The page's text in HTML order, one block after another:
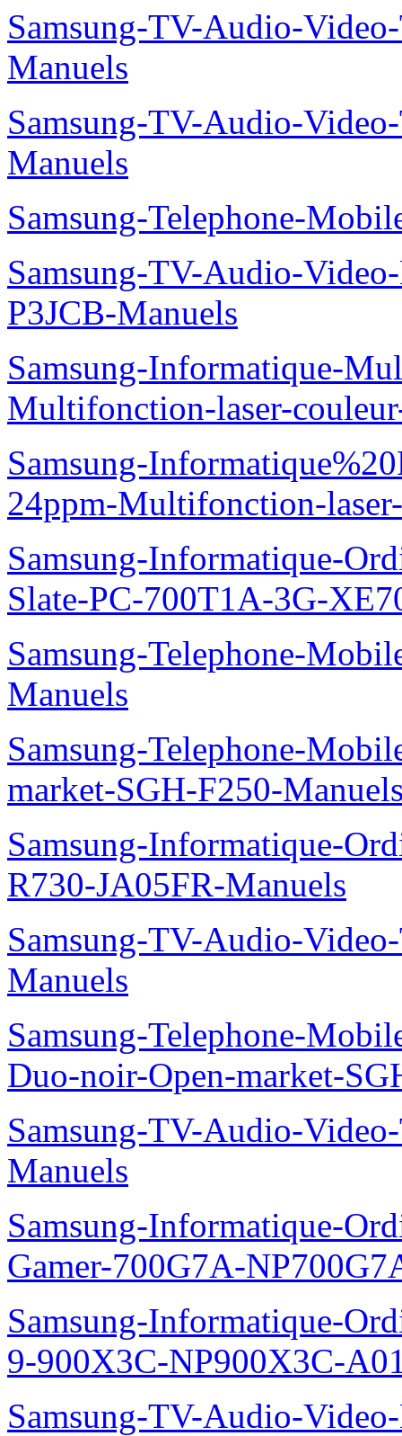
Samsung-TV-Audio-
Manuels
Samsung-TV-Audio-
Manuels
Samsung-Telephone-
Samsung-TV-Audio-
P3JCB-Manuels
Samsung-Informatique-
Multifonction-laser-
Samsung-
24ppm-Multifonction-
Samsung-Informatique-
Slate-PC-700T1A-3G-
Samsung-Telephone-
Manuels
Samsung-Telephone-
market-SGH-F250-
Samsung-Informatique-
R730-JA05FR-Manuels
Samsung-TV-Audio-
Manuels
Samsung-Telephone-
Duo-noir-Open-market-
Samsung-TV-Audio-
Manuels
Samsung-Informatique-
Gamer-700G7A-
Samsung-Informatique-
9-900X3C-NP900X3C-
Samsung-TV-Audio-